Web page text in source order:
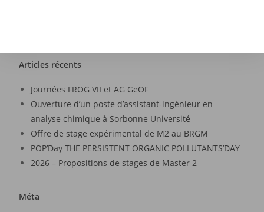
Articles récents
Journées FROG VII et AG GeOF
Ouverture d’un poste d’assistant-ingénieur en
analyse chimique à Sorbonne Université
Offre de stage expérimental de M2 au BRGM
POP’Day THE PERSISTENT ORGANIC POLLUTANTS’DAY
2026 – Propositions de stages de Master 2
Méta